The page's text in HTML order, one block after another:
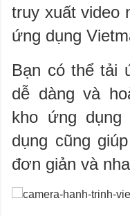
truy xuất video
ứng dụng
Bạn có thể tải
dễ dàng và
kho ứng dụng
dụng cũng
đơn giản và